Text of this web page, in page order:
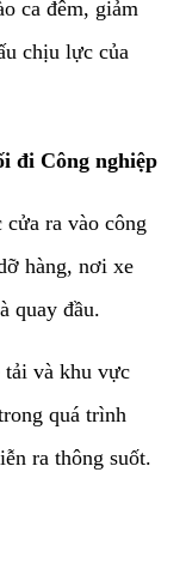
ca đêm, giảm
chịu lực của
đi Công nghiệp
ra vào công
hàng, nơi xe
quay đầu.
tải và khu vực
quá trình
ra thông suốt.